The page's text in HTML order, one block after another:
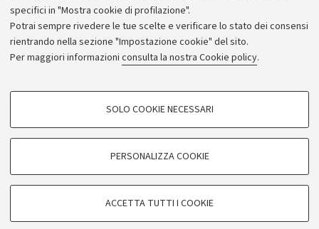
specifici in "Mostra cookie di profilazione".
Potrai sempre rivedere le tue scelte e verificare lo stato dei consensi
rientrando nella sezione "Impostazione cookie" del sito.
Per maggiori informazioni consulta la nostra Cookie policy.
COOKIE DI PROFILAZIONE - FACOLTATIVI
COOKIE TECNICI - NECESSARI
Si tratta di cookie tecnici utilizzati, a titolo esemplificativo, per il corretto
SOLO COOKIE NECESSARI
PERSONALIZZA COOKIE
ACCETTA TUTTI I COOKIE
Amministrazione trasparente
Atti di notifica
Informazioni sul sito e accessibilità
Dichiarazione di accessibilità
Privacy e note legali
Impostazioni Cookie
©Copyright 2026 - ALMA MATER STUDIORUM - Università di
Bologna - Via Zamboni,33 - 40126Bologna - PI:
- CF:80007010376